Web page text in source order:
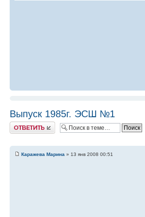
Выпуск 1985г. ЭСШ №1
Ответить
Каражева Марина » 13 янв 2008 00:51